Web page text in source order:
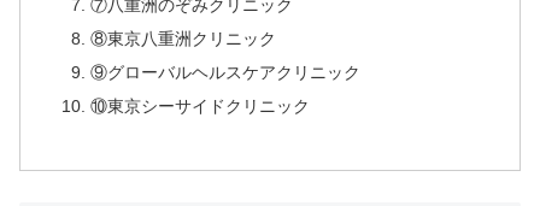
⑦八重洲のぞみクリニック
⑧東京八重洲クリニック
⑨グローバルヘルスケアクリニック
⑩東京シーサイドクリニック